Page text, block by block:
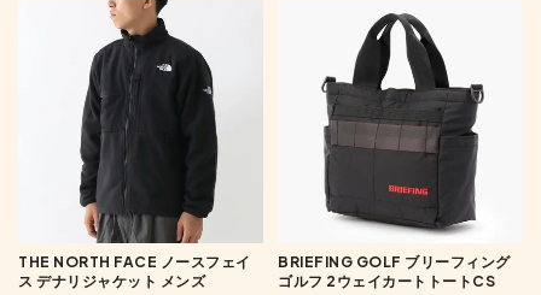
THE NORTH FACE ノースフェイ
ス デナリジャケット メンズ
BRIEFING GOLF ブリーフィング
ゴルフ 2ウェイカートトートCS